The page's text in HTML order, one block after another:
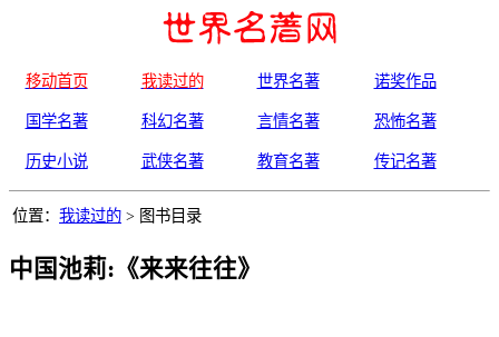
移动首页 我读过的 世界名著 诺奖作品
国学名著 科幻名著 言情名著 恐怖名著
历史小说 武侠名著 教育名著 传记名著
位置： 我读过的 > 图书目录
中国池莉:《来来往往》